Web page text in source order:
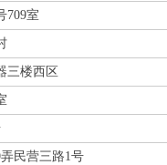
709室
三楼西区
民营三路1号